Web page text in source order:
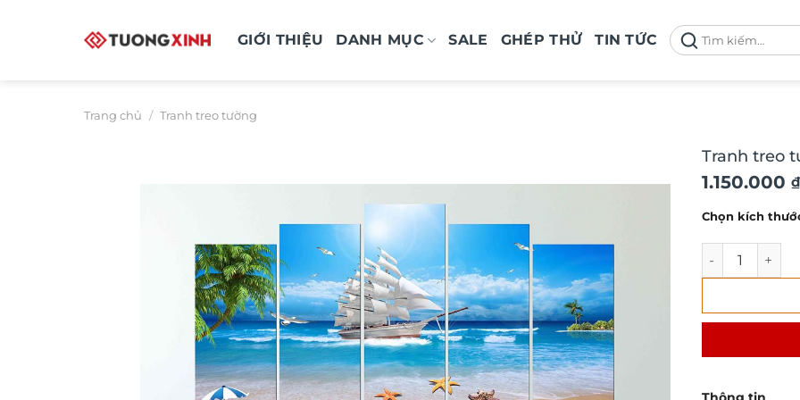
GIỚI THIỆU DANH MỤC SALE GHÉP THỬ TIN TỨC
Tìm
kiếm:
Trang chủ / Tranh treo tường
Tranh treo
1.150.000 ₫
Khoảng
giá:
1.150.000
1.670.000
Chọn kích
Tranh treo